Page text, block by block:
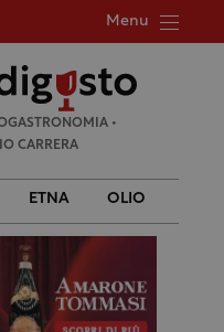
Menu
•
CARRERA
ETNA OLIO